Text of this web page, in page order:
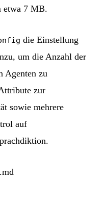
etwa 7 MB.
die Einstellung
um die Anzahl der
Agenten zu
zur
sowie mehrere
auf